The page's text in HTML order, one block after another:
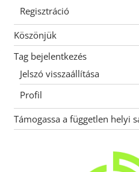
Regisztráció
Köszönjük
Tag bejelentkezés
Jelszó visszaállítása
Profil
Támogassa a független helyi